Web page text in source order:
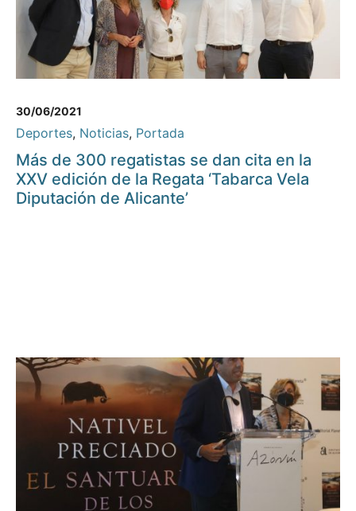
30/06/2021
Deportes, Noticias, Portada
Más de 300 regatistas se dan cita en la
XXV edición de la Regata ‘Tabarca Vela
Diputación de Alicante’